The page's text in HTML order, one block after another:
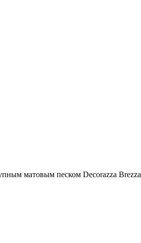
матовым песком Decorazza Brezza